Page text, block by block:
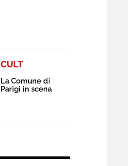
CULT
La Comune di
Parigi in scena